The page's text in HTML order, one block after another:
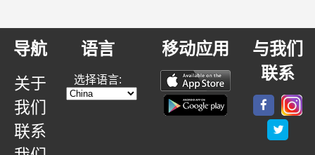
导航
关于
我们
联系
语言
选择语言:
移动应用
与我们
联系